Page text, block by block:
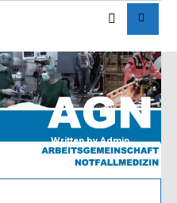
Written byAdmin